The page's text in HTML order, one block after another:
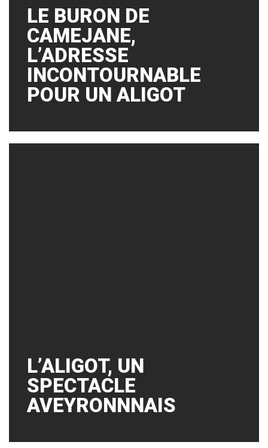
LE BURON DE
CAMEJANE,
L’ADRESSE
INCONTOURNABLE
POUR UN ALIGOT
L’ALIGOT, UN
SPECTACLE
AVEYRONNNAIS